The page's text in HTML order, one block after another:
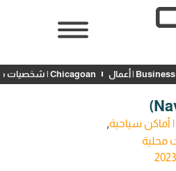
Business | أعمال Chicagoan | شخصيات محلية
,